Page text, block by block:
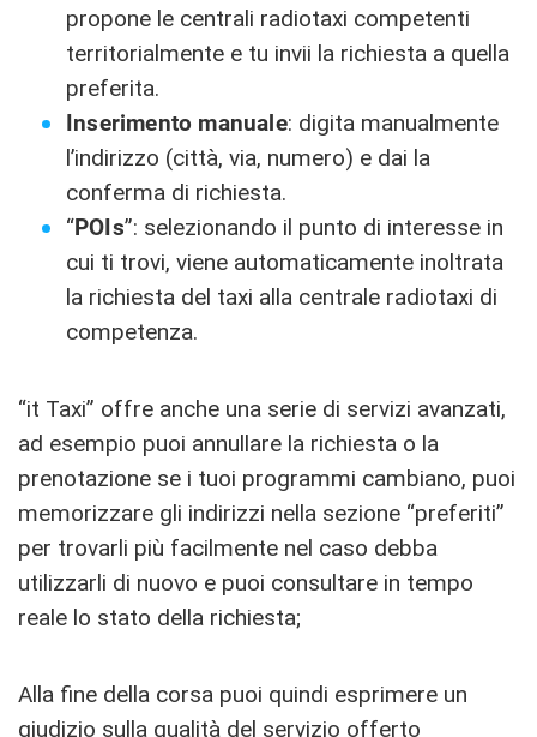
propone le centrali radiotaxi competenti
territorialmente e tu invii la richiesta a quella
preferita.
Inserimento manuale: digita manualmente
l’indirizzo (città, via, numero) e dai la
conferma di richiesta.
“POIs”: selezionando il punto di interesse in
cui ti trovi, viene automaticamente inoltrata
la richiesta del taxi alla centrale radiotaxi di
competenza.
“it Taxi” offre anche una serie di servizi avanzati,
ad esempio puoi annullare la richiesta o la
prenotazione se i tuoi programmi cambiano, puoi
memorizzare gli indirizzi nella sezione “preferiti”
per trovarli più facilmente nel caso debba
utilizzarli di nuovo e puoi consultare in tempo
reale lo stato della richiesta;
Alla fine della corsa puoi quindi esprimere un
giudizio sulla qualità del servizio offerto